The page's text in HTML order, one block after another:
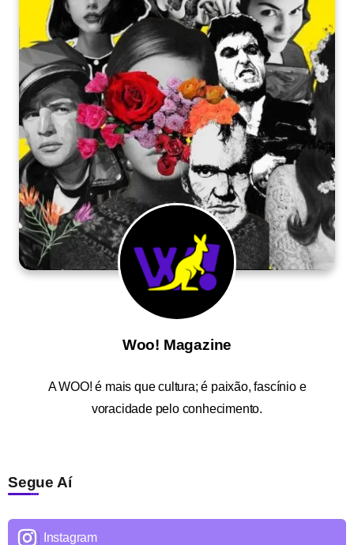
Woo! Magazine
AWOO! é mais que cultura; é paixão, fascínio e
voracidade pelo conhecimento.
Segue Aí
Instagram